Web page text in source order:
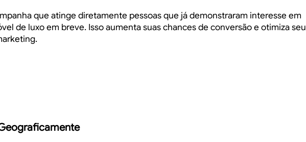
que atinge diretamente pessoas que já demonstraram interesse em
de luxo em breve. Isso aumenta suas chances de conversão e otimiza seu